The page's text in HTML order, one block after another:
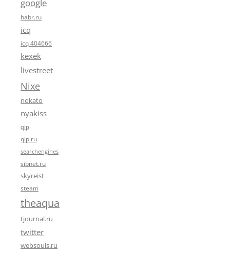
google
habr.ru
icq
icq 404666
kexek
livestreet
Nixe
nokato
nyakiss
qip
qip.ru
searchengines
sibnet.ru
skyreist
steam
theaqua
tjournal.ru
twitter
websouls.ru